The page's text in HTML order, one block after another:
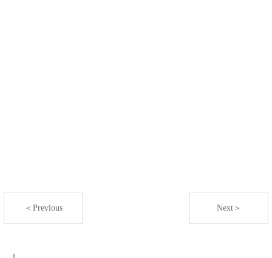
＜Previous Next＞